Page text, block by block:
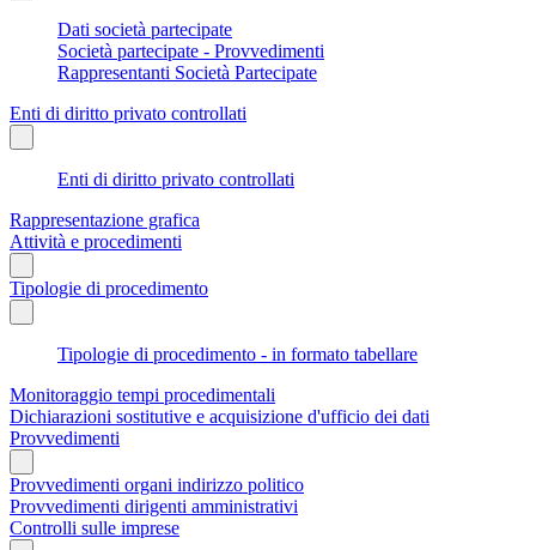
Dati società partecipate
Società partecipate - Provvedimenti
Rappresentanti Società Partecipate
Enti di diritto privato controllati
Enti di diritto privato controllati
Rappresentazione grafica
Attività e procedimenti
Tipologie di procedimento
Tipologie di procedimento - in formato tabellare
Monitoraggio tempi procedimentali
Dichiarazioni sostitutive e acquisizione d'ufficio dei dati
Provvedimenti
Provvedimenti organi indirizzo politico
Provvedimenti dirigenti amministrativi
Controlli sulle imprese